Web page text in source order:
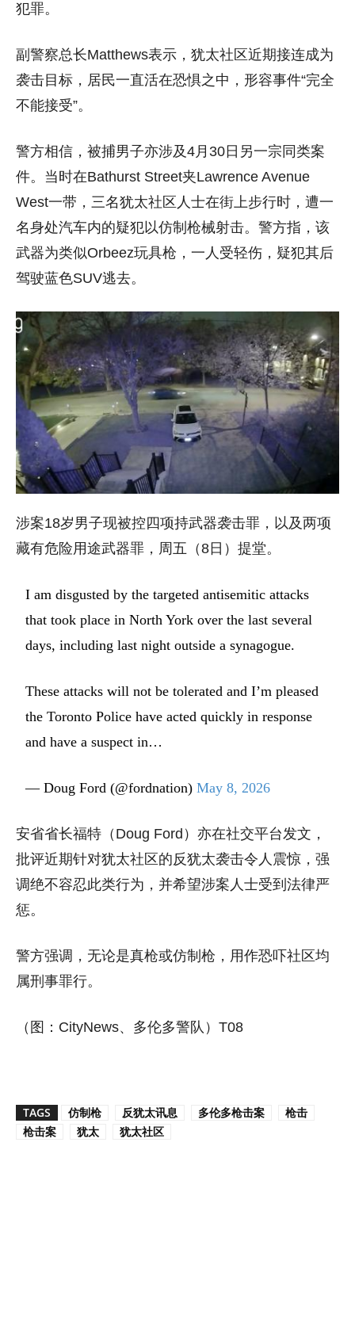
犯罪。
副警察总长Matthews表示，犹太社区近期接连成为
袭击目标，居民一直活在恐惧之中，形容事件“完全
不能接受”。
警方相信，被捕男子亦涉及4月30日另一宗同类案
件。当时在Bathurst Street夹Lawrence Avenue
West一带，三名犹太社区人士在街上步行时，遭一
名身处汽车内的疑犯以仿制枪械射击。警方指，该
武器为类似Orbeez玩具枪，一人受轻伤，疑犯其后
驾驶蓝色SUV逃去。
涉案18岁男子现被控四项持武器袭击罪，以及两项
藏有危险用途武器罪，周五（8日）提堂。
I am disgusted by the targeted antisemitic attacks
that took place in North York over the last several
days, including last night outside a synagogue.
These attacks will not be tolerated and I’m pleased
the Toronto Police have acted quickly in response
and have a suspect in…
— Doug Ford (@fordnation)May 8, 2026
安省省长福特（Doug Ford）亦在社交平台发文，
批评近期针对犹太社区的反犹太袭击令人震惊，强
调绝不容忍此类行为，并希望涉案人士受到法律严
惩。
警方强调，无论是真枪或仿制枪，用作恐吓社区均
属刑事罪行。
（图：CityNews、多伦多警队）T08
TAGS 仿制枪 反犹太讯息 多伦多枪击案
枪击
枪击案
犹太 犹太社区